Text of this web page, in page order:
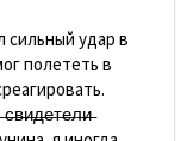
сильный удар в
полететь в
̶с̶в̶и̶д̶е̶т̶е̶л̶и̶